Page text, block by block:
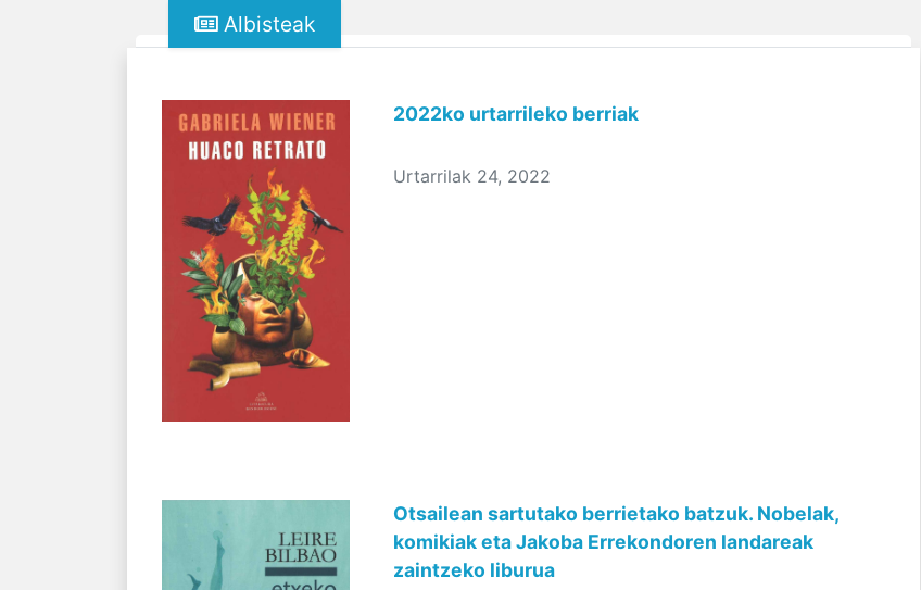
Albisteak
2022ko urtarrileko berriak
Urtarrilak 24, 2022
Otsailean sartutako berrietako batzuk. Nobelak,
komikiak eta Jakoba Errekondoren landareak
zaintzeko liburua